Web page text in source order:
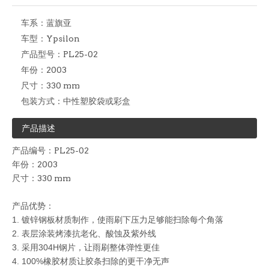
车系： 蓝旗亚
车型： Ypsilon
产品型号： PL25-02
年份： 2003
尺寸： 330 mm
包装方式： 中性塑胶袋或彩盒
产品描述
产品编号：PL25-02
年份：2003
尺寸：330 mm
产品优势：
1. 镀锌钢板材质制作，使雨刷下压力足够能扫除每个角落
2. 表层涂装烤漆抗老化、酸蚀及紫外线
3. 采用304H钢片，让雨刷整体弹性更佳
4. 100%橡胶材质让胶条扫除的更干净无声